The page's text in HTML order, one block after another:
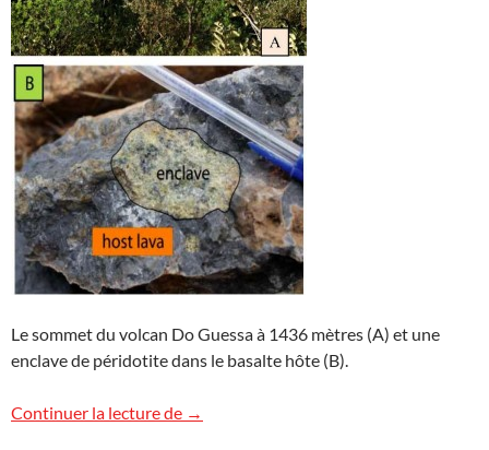
Le sommet du volcan Do Guessa à 1436 mètres (A) et une
enclave de péridotite dans le basalte hôte (B).
Continuer la lecture de Un basalte à enclaves de péridotite au
→